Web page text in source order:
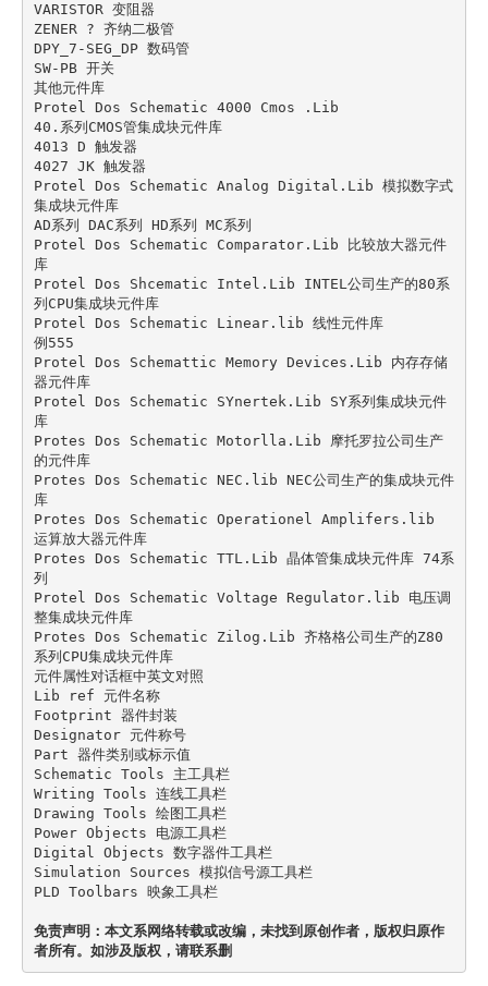
VARISTOR 变阻器
ZENER ? 齐纳二极管
DPY_7-SEG_DP 数码管
SW-PB 开关
其他元件库
Protel Dos Schematic 4000 Cmos .Lib
40.系列CMOS管集成块元件库
4013 D 触发器
4027 JK 触发器
Protel Dos Schematic Analog Digital.Lib 模拟数字式
集成块元件库
AD系列 DAC系列 HD系列 MC系列
Protel Dos Schematic Comparator.Lib 比较放大器元件
库
Protel Dos Shcematic Intel.Lib INTEL公司生产的80系
列CPU集成块元件库
Protel Dos Schematic Linear.lib 线性元件库
例555
Protel Dos Schemattic Memory Devices.Lib 内存存储
器元件库
Protel Dos Schematic SYnertek.Lib SY系列集成块元件
库
Protes Dos Schematic Motorlla.Lib 摩托罗拉公司生产
的元件库
Protes Dos Schematic NEC.lib NEC公司生产的集成块元件
库
Protes Dos Schematic Operationel Amplifers.lib
运算放大器元件库
Protes Dos Schematic TTL.Lib 晶体管集成块元件库 74系
列
Protel Dos Schematic Voltage Regulator.lib 电压调
整集成块元件库
Protes Dos Schematic Zilog.Lib 齐格格公司生产的Z80
系列CPU集成块元件库
元件属性对话框中英文对照
Lib ref 元件名称
Footprint 器件封装
Designator 元件称号
Part 器件类别或标示值
Schematic Tools 主工具栏
Writing Tools 连线工具栏
Drawing Tools 绘图工具栏
Power Objects 电源工具栏
Digital Objects 数字器件工具栏
Simulation Sources 模拟信号源工具栏
PLD Toolbars 映象工具栏
免责声明：本文系网络转载或改编，未找到原创作者，版权归原作